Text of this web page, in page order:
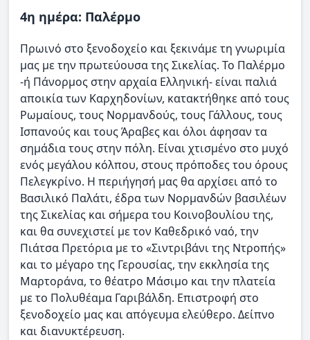
4η ημέρα: Παλέρμο
Πρωινό στο ξενοδοχείο και ξεκινάμε τη γνωριμία
μας με την πρωτεύουσα της Σικελίας. Το Παλέρμο
-ή Πάνορμος στην αρχαία Ελληνική- είναι παλιά
αποικία των Καρχηδονίων, κατακτήθηκε από τους
Ρωμαίους, τους Νορμανδούς, τους Γάλλους, τους
Ισπανούς και τους Άραβες και όλοι άφησαν τα
σημάδια τους στην πόλη. Είναι χτισμένο στο μυχό
ενός μεγάλου κόλπου, στους πρόποδες του όρους
Πελεγκρίνο. Η περιήγησή μας θα αρχίσει από το
Βασιλικό Παλάτι, έδρα των Νορμανδών βασιλέων
της Σικελίας και σήμερα του Κοινοβουλίου της,
και θα συνεχιστεί με τον Καθεδρικό ναό, την
Πιάτσα Πρετόρια με το «Σιντριβάνι της Ντροπής»
και το μέγαρο της Γερουσίας, την εκκλησία της
Μαρτοράνα, το θέατρο Μάσιμο και την πλατεία
με το Πολυθέαμα Γαριβάλδη. Επιστροφή στο
ξενοδοχείο μας και απόγευμα ελεύθερο. Δείπνο
και διανυκτέρευση.